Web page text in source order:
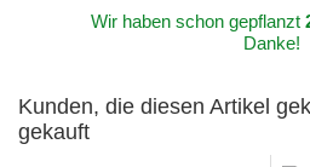
Wir haben schon gepflanzt
Danke!
Kunden, die diesen Artikel
gekauft